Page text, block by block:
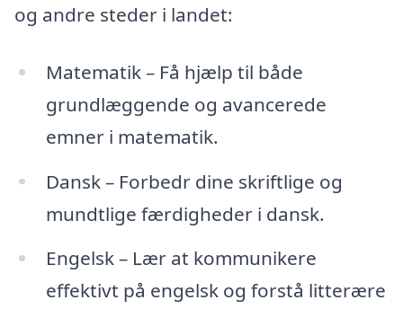
og andre steder i landet:
Matematik – Få hjælp til både
grundlæggende og avancerede
emner i matematik.
Dansk – Forbedr dine skriftlige og
mundtlige færdigheder i dansk.
Engelsk – Lær at kommunikere
effektivt på engelsk og forstå litterære